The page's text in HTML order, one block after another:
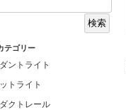
テゴリー
ントライト
トライト
クトレール